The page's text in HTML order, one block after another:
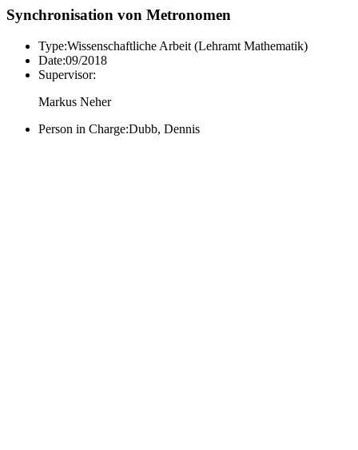
Synchronisation von Metronomen
Type:Wissenschaftliche Arbeit (Lehramt Mathematik)
Date:09/2018
Supervisor:
Markus Neher
Person in Charge:Dubb, Dennis